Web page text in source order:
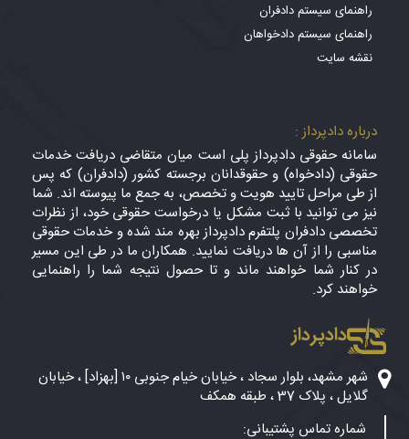
راهنمای سیستم دادفران
راهنمای سیستم دادخواهان
نقشه سایت
درباره دادپرداز :
سامانه حقوقی دادپرداز پلی است میان متقاضی دریافت خدمات
حقوقی (دادخواه) و حقوقدانان برجسته کشور (دادفران) که پس
از طی مراحل تایید هویت و تخصص، به جمع ما پیوسته اند. شما
نیز می توانید با ثبت مشکل یا درخواست حقوقی خود، از نظرات
تخصصی دادفران پلتفرم دادپرداز بهره مند شده و خدمات حقوقی
مناسبی را از آن ها دریافت نمایید. همکاران ما در طی این مسیر
در کنار شما خواهند ماند و تا حصول نتیجه شما را راهنمایی
خواهند کرد.
دادپرداز
شهر مشهد، بلوار سجاد ، خیابان خیام جنوبی ۱۰ [بهزاد] ، خیابان
گلایل ، پلاک 37 ، طبقه همکف
شماره تماس پشتیبانی: